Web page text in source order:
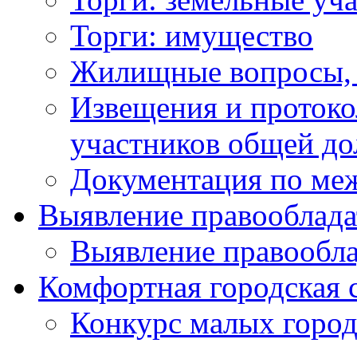
Торги: имущество
Жилищные вопросы,
Извещения и
участников общей
Документация по
Выявление
Выявление
Комфортная городская
Конкурс малых